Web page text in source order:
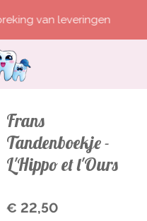
van leveringen
Frans
Tandenboekje -
L'Hippo et l'Ours
€ 22,50